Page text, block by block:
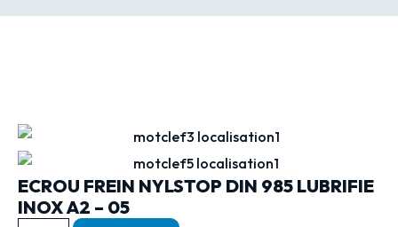
ECROU FREIN NYLSTOP DIN 985 LUBRIFIE
INOX A2 – 05